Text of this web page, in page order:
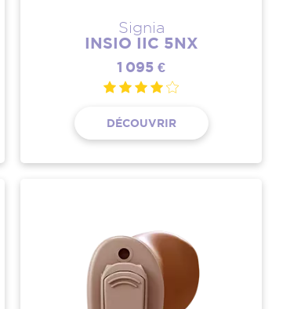
Signia
INSIO IIC 5NX
1 095 €
DÉCOUVRIR